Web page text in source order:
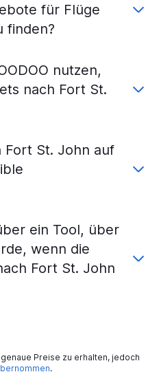
für Flüge
finden?
nutzen,
nach Fort St.
Fort St. John auf
ein Tool, über
wenn die
Fort St. John
Preise zu erhalten, jedoch
.